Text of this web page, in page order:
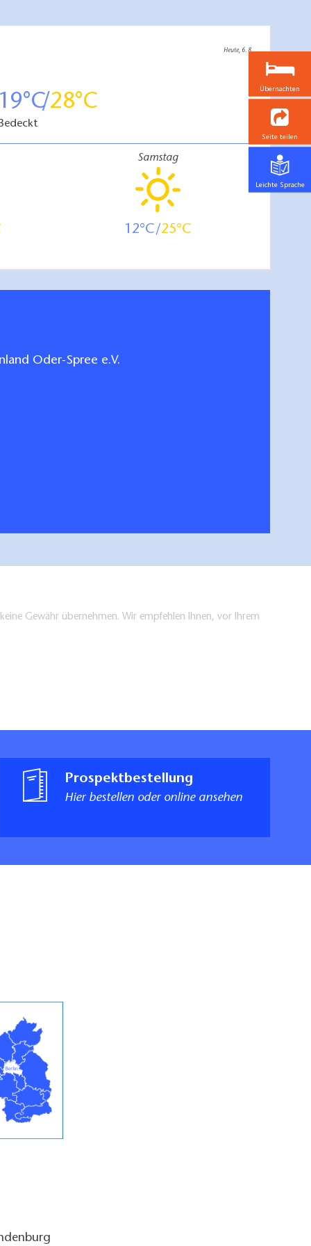
Heute, 6. 8.
19 28
Bedeckt
Samstag
12 25
bestellen
Oder-Spree e.V.
Gewähr übernehmen. Wir empfehlen Ihnen, vor Ihrem
Prospektbestellung
Hier bestellen oder online ansehen
Übernachten
Seite teilen
Leichte Sprache